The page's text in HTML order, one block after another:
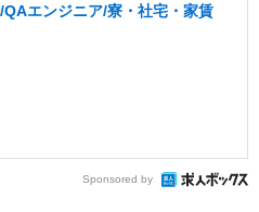
QAエンジニア/寮・社宅・家賃
Sponsored by